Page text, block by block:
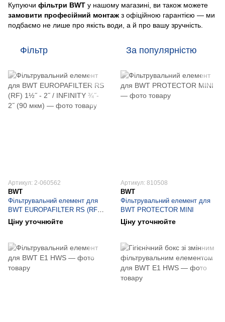
Купуючи фільтри BWT у нашому магазині, ви також можете
замовити професійний монтаж з офіційною гарантією — ми
подбаємо не лише про якість води, а й про вашу зручність.
Фільтр За популярністю
Артикул: 2-060562
BWT
Фільтрувальний елемент для
BWT EUROPAFILTER RS (RF)
1½˝ - 2˝ / INFINITY ¾˝- 2˝ (90
мкм)
Ціну уточнюйте
Артикул: 810508
BWT
Фільтрувальний елемент для
BWT PROTECTOR MINI
Ціну уточнюйте